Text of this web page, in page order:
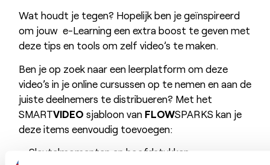
Wat houdt je tegen? Hopelijk ben je geïnspireerd
om jouw e-Learning een extra boost te geven met
deze tips en tools om zelf video’s te maken.
Ben je op zoek naar een leerplatform om deze
video’s in je online cursussen op te nemen en aan de
juiste deelnemers te distribueren? Met het
SMARTVIDEO sjabloon van FLOWSPARKS kan je
deze items eenvoudig toevoegen:
Sleutelmomenten en hoofdstukken